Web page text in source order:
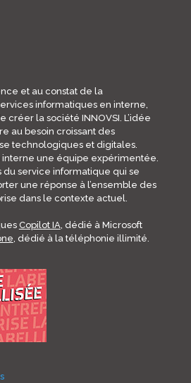
et au constat de la
informatiques en interne,
créer la société INNOVSI. L’idée
au besoin croissant des
technologiques et digitales.
interne une équipe expérimentée.
du service informatique qui se
une réponse à l’ensemble des
dans le contexte actuel.
Copilot IA , dédié à Microsoft
, dédié à la téléphonie illimité.